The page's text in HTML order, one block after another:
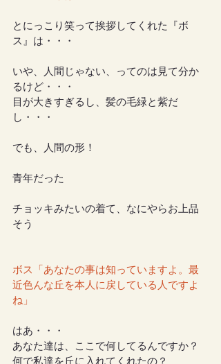
とにっこり笑って挨拶してくれた『ボ
ス』は・・・
いや、人間じゃない、ってのは見て分か
るけど・・・
目が大きすぎるし、髪の毛緑と紫だ
し・・・
でも、人間の形！
青年だった
チョッキみたいの着て、なにやらお上品
そう
ボス「あなたの事は知っていますよ。最
近色んな丘を本人に戻している人ですよ
ね」
はあ・・・
あなた達は、ここで何してるんですか？